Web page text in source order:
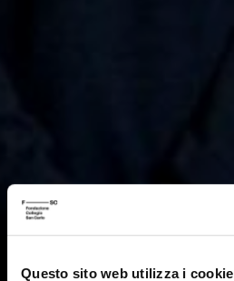
Questo sito web utilizza i cookie